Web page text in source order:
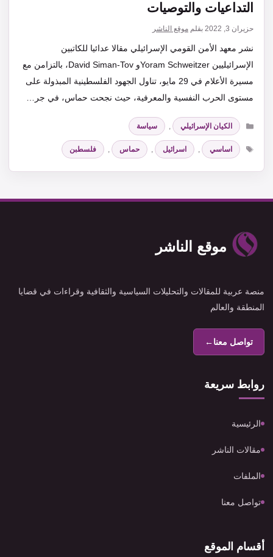
التداعيات والتوصيات
حزيران 3, 2022 بقلم موقع الناشر
نشر معهد الأمن القومي الإسرائيلي مقالا عدائيا للكاتبين
الإسرائيليين Yoram Schweitzerو David Siman-Tov، بالتزامن مع
مسيرة الأعلام في 29 مايو، تناول الجهود الفلسطينية المبذولة على
مستوى الحرب النفسية والمعرفية، حيث نجحت حماس، في جر…
التصنيفات
الكيان الإسرائيلي ,
سياسة
الوسوم
اساسي , اسرائيل , حماس , فلسطبن
موقع الناشر
منصة عربية للمقالات والتحليلات السياسية والثقافية وقراءات في قضايا
المنطقة والعالم
تواصل معنا←
روابط سريعة
الرئيسية
مقالات الناشر
الملفات
تواصل معنا
أقسام الموقع